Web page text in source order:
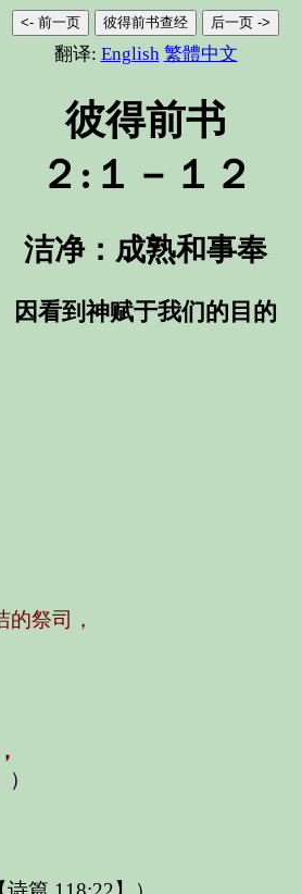
<- 前一页 彼得前书查经 后一页 ->
翻译: English 繁體中文
彼得前书
２:１－１２
洁净：成熟和事奉
因看到神赋于我们的目的
祭司，